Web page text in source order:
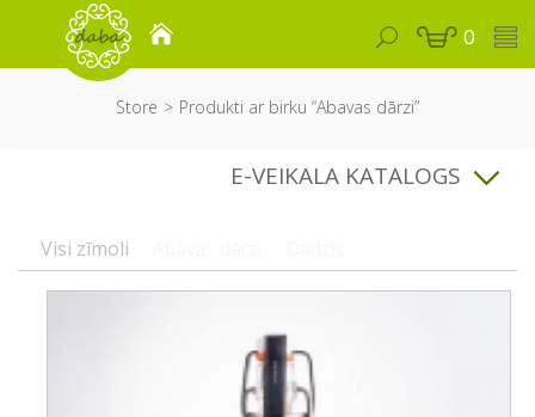
0
Store Produkti ar birku “Abavas dārzi”
E-VEIKALA KATALOGS
Visi zīmoli